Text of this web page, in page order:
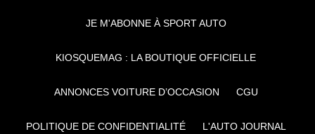
JE M'ABONNE À SPORT AUTO
KIOSQUEMAG : LA BOUTIQUE OFFICIELLE
ANNONCES VOITURE D’OCCASION CGU
POLITIQUE DE CONFIDENTIALITÉ L'AUTO JOURNAL